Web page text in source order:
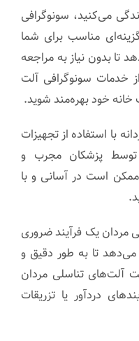
می‌کنید، سونوگرافی
مناسب برای شما
تا بدون نیاز به مراجعه
خدمات سونوگرافی آلت
خانه خود بهره‌مند شوید.
با استفاده از تجهیزات
توسط پزشکان مجرب و
است در آسانی و با
مردان یک فرآیند ضروری
تا به طور دقیق و
آلت‌های تناسلی مردان
دردآور یا تزریقات